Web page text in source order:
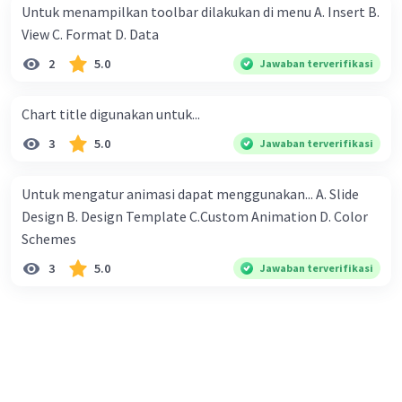
ribu rupiah dan seterusnya. Mereka berniat untuk
membantu petani, dan mereka berdua sudah berjanji
mereka juga diam-diam sudah sepakat untuk membagi
sama rata dari yang diperoleh berdua. Pertanyaannya:
Kepada petani yang mana mereka bekerja sehingga
Untuk menampilkan toolbar dilakukan di menu A. Insert B.
View C. Format D. Data
2 5.0 Jawaban terverifikasi
Chart title digunakan untuk...
3 5.0 Jawaban terverifikasi
Untuk mengatur animasi dapat menggunakan... A. Slide
Design B. Design Template C.Custom Animation D. Color
Schemes​
3 5.0 Jawaban terverifikasi